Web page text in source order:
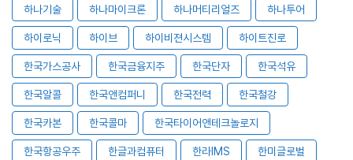
하나기술 하나마이크론 하나머티리얼즈 하나투어
하이로닉 하이브 하이비젼시스템 하이트진로
한국가스공사 한국금융지주 한국단자 한국석유
한국알콜 한국앤컴퍼니 한국전력 한국철강
한국카본 한국콜마 한국타이어앤테크놀로지
한국항공우주 한글과컴퓨터 한라IMS 한미글로벌